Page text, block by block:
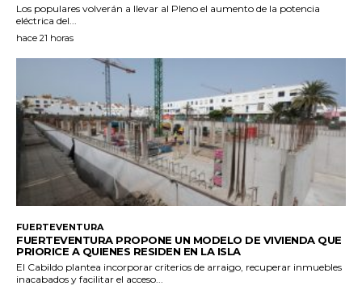
Los populares volverán a llevar al Pleno el aumento de la potencia
eléctrica del...
hace 21 horas
FUERTEVENTURA
FUERTEVENTURA PROPONE UN MODELO DE VIVIENDA QUE
PRIORICE A QUIENES RESIDEN EN LA ISLA
El Cabildo plantea incorporar criterios de arraigo, recuperar inmuebles
inacabados y facilitar el acceso...